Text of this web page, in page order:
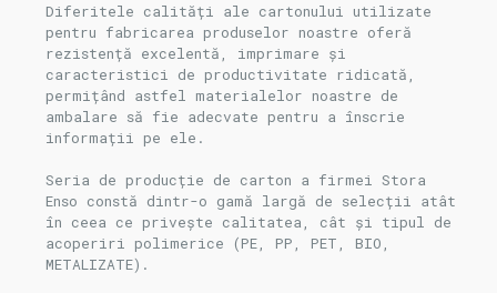
Diferitele calități ale cartonului utilizate
pentru fabricarea produselor noastre oferă
rezistență excelentă, imprimare și
caracteristici de productivitate ridicată,
permițând astfel materialelor noastre de
ambalare să fie adecvate pentru a înscrie
informații pe ele.
Seria de producție de carton a firmei Stora
Enso constă dintr-o gamă largă de selecții atât
în ceea ce privește calitatea, cât și tipul de
acoperiri polimerice (PE, PP, PET, BIO,
METALIZATE).